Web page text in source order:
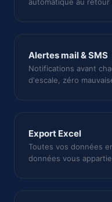
Alertes mail & SMS
Notifications avant
d'escale, zéro
Export Excel
Toutes vos données
données vous